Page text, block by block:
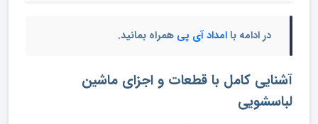
در ادامه با امداد آی پی همراه بمانید.
آشنایی کامل با قطعات و اجزای ماشین
لباسشویی